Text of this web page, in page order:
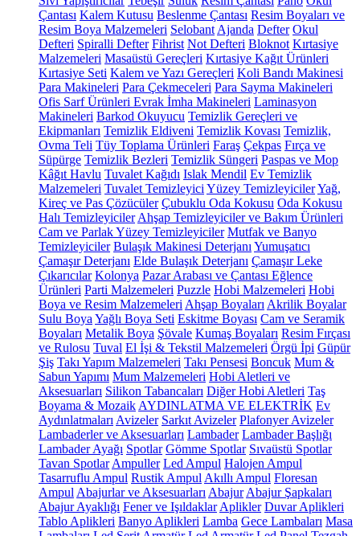
Çantası Kalem Kutusu Beslenme Çantası Resim Boyaları ve
Resim Boya Malzemeleri Selobant Ajanda Defter Okul
Defteri Spiralli Defter Fihrist Not Defteri Bloknot Kırtasiye
Malzemeleri Masaüstü Gereçleri Kırtasiye Kağıt Ürünleri
Kırtasiye Seti Kalem ve Yazı Gereçleri Koli Bandı Makinesi
Para Makineleri Para Çekmeceleri Para Sayma Makineleri
Ofis Sarf Ürünleri Evrak İmha Makineleri Laminasyon
Makineleri Barkod Okuyucu Temizlik Gereçleri ve
Ekipmanları Temizlik Eldiveni Temizlik Kovası Temizlik,
Ovma Teli Tüy Toplama Ürünleri Faraş Çekpas Fırça ve
Süpürge Temizlik Bezleri Temizlik Süngeri Paspas ve Mop
Kâğıt Havlu Tuvalet Kağıdı Islak Mendil Ev Temizlik
Malzemeleri Tuvalet Temizleyici Yüzey TemizleyicilerYağ,
Kireç ve Pas Çözücüler Çubuklu Oda Kokusu Oda Kokusu
Halı Temizleyiciler Ahşap Temizleyiciler ve Bakım Ürünleri
Cam ve Parlak Yüzey Temizleyiciler Mutfak ve Banyo
Temizleyiciler Bulaşık Makinesi Deterjanı Yumuşatıcı
Çamaşır Deterjanı Elde Bulaşık Deterjanı Çamaşır Leke
Çıkarıcılar Kolonya Pazar Arabası ve Çantası Eğlence
Ürünleri Parti Malzemeleri Puzzle Hobi Malzemeleri Hobi
Boya ve Resim Malzemeleri Ahşap Boyaları Akrilik Boyalar
Sulu Boya Yağlı Boya Seti Eskitme Boyası Cam ve Seramik
Boyaları Metalik Boya Şövale Kumaş Boyaları Resim Fırçası
ve Rulosu Tuval El İşi & Tekstil Malzemeleri Örgü İpi Güpür
Şiş Takı Yapım Malzemeleri Takı Pensesi Boncuk Mum &
Sabun Yapımı Mum Malzemeleri Hobi Aletleri ve
Aksesuarları Silikon Tabancaları Diğer Hobi Aletleri Taş
Boyama & Mozaik AYDINLATMA VE ELEKTRİK Ev
Aydınlatmaları Avizeler Sarkıt Avizeler Plafonyer Avizeler
Lambaderler ve Aksesuarları Lambader Lambader Başlığı
Lambader Ayağı Spotlar Gömme Spotlar Sıvaüstü Spotlar
Tavan Spotlar Ampuller Led Ampul Halojen Ampul
Tasarruflu Ampul Rustik Ampul Akıllı Ampul Floresan
Ampul Abajurlar ve Aksesuarları Abajur Abajur Şapkaları
Abajur Ayaklığı Fener ve Işıldaklar Aplikler Duvar Aplikleri
Tablo Aplikleri Banyo Aplikleri Lamba Gece Lambaları Masa